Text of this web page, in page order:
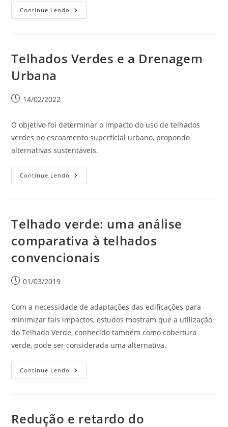
Continue Lendo
Telhados Verdes e a Drenagem
Urbana
14/02/2022
O objetivo foi determinar o impacto do uso de telhados
verdes no escoamento superficial urbano, propondo
alternativas sustentáveis.
Continue Lendo
Telhado verde: uma análise
comparativa à telhados
convencionais
01/03/2019
Com a necessidade de adaptações das edificações para
minimizar tais impactos, estudos mostram que a utilização
do Telhado Verde, conhecido também como cobertura
verde, pode ser considerada uma alternativa.
Continue Lendo
Redução e retardo do